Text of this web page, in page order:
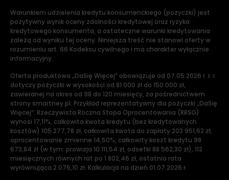
Warunkiem udzielenia kredytu konsumenckiego (pożyczki) jest
pozytywny wynik oceny zdolności kredytowej oraz ryzyka
kredytowego konsumenta, a ostateczne warunki kredytowania
zależą od wyniku tej oceny. Niniejsza treść nie stanowi oferty w
rozumieniu art. 66 Kodeksu cywilnego i ma charakter wyłącznie
informacyjny.
Oferta produktowa „DaSię Więcej” obowiązuje od 07.05.2026 r. r. i
dotyczy pożyczki w wysokości od 81 000 zł do 150 000 zł,
zawieranej na okres od 98 do 120 miesięcy, za pośrednictwem
strony smartney.pl. Przykład reprezentatywny dla pożyczki „DaSię
Więcej”: Rzeczywista Roczna Stopa Oprocentowania (RRSO)
wynosi 17,11%, całkowita kwota kredytu (bez kredytowanych
kosztów) 105 277,78 zł, całkowita kwota do zapłaty 203 951,62 zł,
oprocentowanie zmienne 14,50%, całkowity koszt kredytu 98
673,84 zł (w tym: prowizja 10 111,54 zł, odsetki 88 562,30 zł), 112
miesięcznych równych rat po 1 802,46 zł, ostatnia rata
wyrównująca 2 076,10 zł. Kalkulacja na dzień 01.07.2026 r.